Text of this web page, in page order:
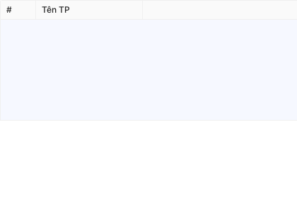
# Tên TP